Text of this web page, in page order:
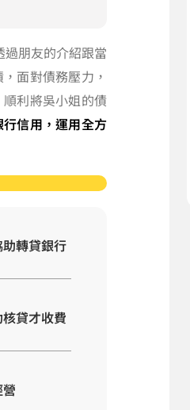
朋友的介紹跟當
面對債務壓力，
利將吳小姐的債
信用，運用全方
轉貸銀行
貸才收費